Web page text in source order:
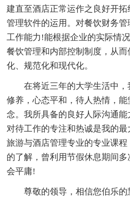
建直至酒店正常运作之良好开
管理软件的运用。对餐饮财务
工作能力!能根据企业的实际情
餐饮管理和内部控制制度，从
化、规范化和现代化。
在将近三年的大学生活中
修养，心态平和，待人热情，
念。我所具备的良好人际沟通能
对待工作的专注和热诚是我的
旅游与酒店管理专业的专业课
的了解，曾利用节假休息期间
会平庸!
尊敬的领导，相信您伯乐的